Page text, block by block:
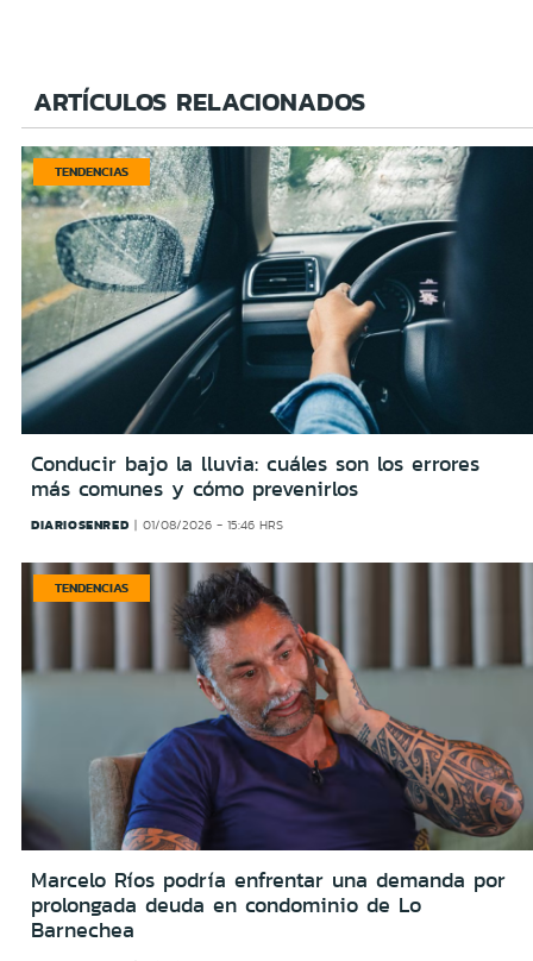
ARTÍCULOS RELACIONADOS
TENDENCIAS
Conducir bajo la lluvia: cuáles son los errores
más comunes y cómo prevenirlos
DIARIOSENRED 01/08/2026 - 15:46 HRS
TENDENCIAS
Marcelo Ríos podría enfrentar una demanda por
prolongada deuda en condominio de Lo
Barnechea